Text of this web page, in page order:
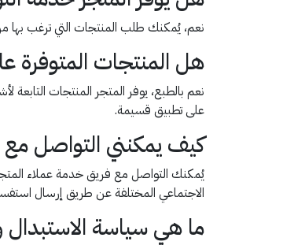
نعم، يُمكنك طلب المنتجات التي ترغب
هل المنتجات المتوفرة
نعم بالطبع، يوفر المتجر المنتجات
على تطبيق قسيمة.
كيف يمكنني التواصل
يُمكنك التواصل مع فريق خدمة عملاء
الاجتماعي المختلفة عن طريق إرسال
ما هي سياسة الاستبدال